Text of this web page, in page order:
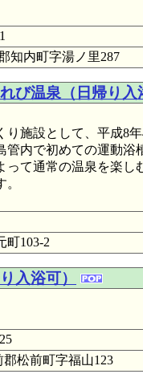
知内町字湯ノ里287
び温泉（日帰り入
り施設として、平成8
管内で初めての運動浴
って通常の温泉を楽し
町103-2
入浴可）
松前町字福山123